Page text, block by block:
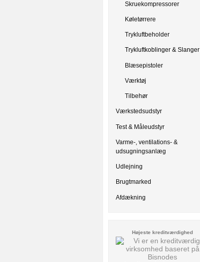
Skruekompressorer
Køletørrere
Trykluftbeholder
Trykluftkoblinger & Slanger
Blæsepistoler
Værktøj
Tilbehør
Værkstedsudstyr
Test & Måleudstyr
Varme-, ventilations- &
udsugningsanlæg
Udlejning
Brugtmarked
Afdækning
Højeste kreditværdighed